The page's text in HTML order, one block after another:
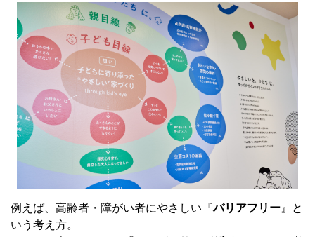
例えば、高齢者・障がい者にやさしい『バリアフリー 』と
いう考え方。